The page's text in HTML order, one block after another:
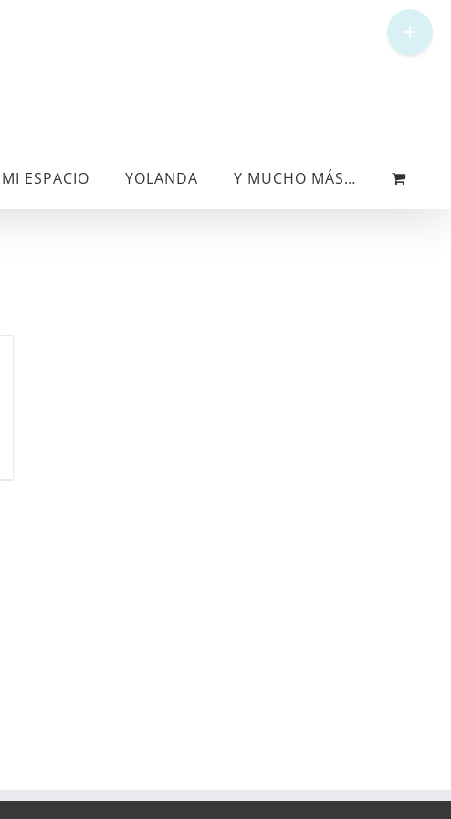
MI ESPACIO YOLANDA Y MUCHO MÁS…
Toggle
Sliding
Bar